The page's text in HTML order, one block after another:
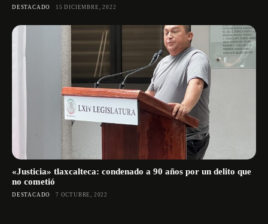
DESTACADO 15 DICIEMBRE, 2022
«Justicia» tlaxcalteca: condenado a 90 años por un delito que
no cometió
DESTACADO 7 OCTUBRE, 2022